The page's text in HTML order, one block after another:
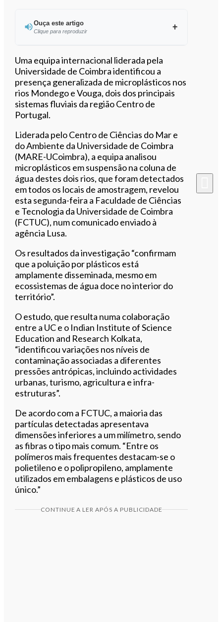
Ouça este artigo
Clique para reproduzir
0:00/2:53
Uma equipa internacional liderada pela
Universidade de Coimbra identificou a
presença generalizada de microplásticos nos
rios Mondego e Vouga, dois dos principais
sistemas fluviais da região Centro de
Portugal.
Liderada pelo Centro de Ciências do Mar e
do Ambiente da Universidade de Coimbra
(MARE-UCoimbra), a equipa analisou
microplásticos em suspensão na coluna de
água destes dois rios, que foram detectados
em todos os locais de amostragem, revelou
esta segunda-feira a Faculdade de Ciências
e Tecnologia da Universidade de Coimbra
(FCTUC), num comunicado enviado à
agência Lusa.
Os resultados da investigação “confirmam
que a poluição por plásticos está
amplamente disseminada, mesmo em
ecossistemas de água doce no interior do
território”.
O estudo, que resulta numa colaboração
entre a UC e o Indian Institute of Science
Education and Research Kolkata,
“identificou variações nos níveis de
contaminação associadas a diferentes
pressões antrópicas, incluindo actividades
urbanas, turismo, agricultura e infra-
estruturas”.
De acordo com a FCTUC, a maioria das
partículas detectadas apresentava
dimensões inferiores a um milímetro, sendo
as fibras o tipo mais comum. “Entre os
polímeros mais frequentes destacam-se o
polietileno e o polipropileno, amplamente
utilizados em embalagens e plásticos de uso
único.”
CONTINUE A LER APÓS A PUBLICIDADE